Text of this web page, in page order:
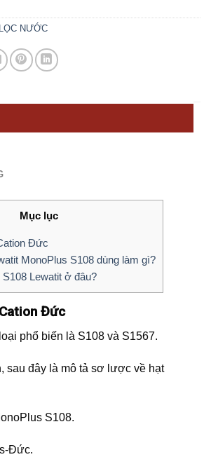
NƯỚC
Mục lục
Đức
MonoPlus S108 dùng làm gì?
S108 Lewatit ở đâu?
Đức
phổ biến là S108 và S1567.
sau đây là mô tả sơ lược về hạt
S108.
Đức.